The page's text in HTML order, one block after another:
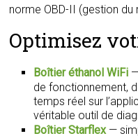
norme OBD-II (gestion
Optimisez
Boîtier éthanol WiFi
de fonctionnement,
temps réel sur
véritable outil de
Boîtier Starflex—